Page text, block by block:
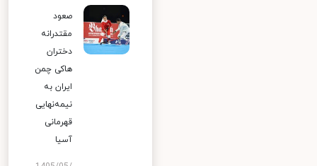
صعود
مقتدرانه
دختران
هاکی چمن
ایران به
نیمه‌نهایی
قهرمانی
آسیا